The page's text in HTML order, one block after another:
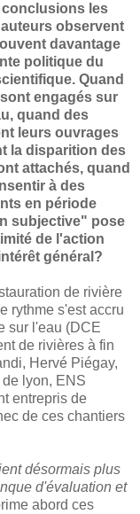
conclusions les
observent
davantage
politique du
Quand
engagés sur
quand des
leurs ouvrages
la disparition des
attachés, quand
à des
en période
subjective" pose
de l'action
général?
de rivière
rythme s'est accru
sur l'eau (DCE
de rivières à fin
Hervé Piégay,
lyon, ENS
entrepris de
de ces chantiers
désormais plus
d'évaluation et
abord ces